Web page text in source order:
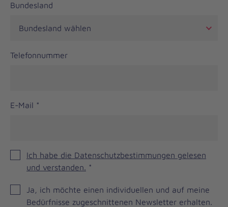
Bundesland
Telefonnummer
E-Mail *
Ich habe die Datenschutzbestimmungen gelesen
und verstanden. *
Brevo
Ja, ich möchte einen individuellen und auf meine
Bedürfnisse zugeschnittenen Newsletter erhalten.